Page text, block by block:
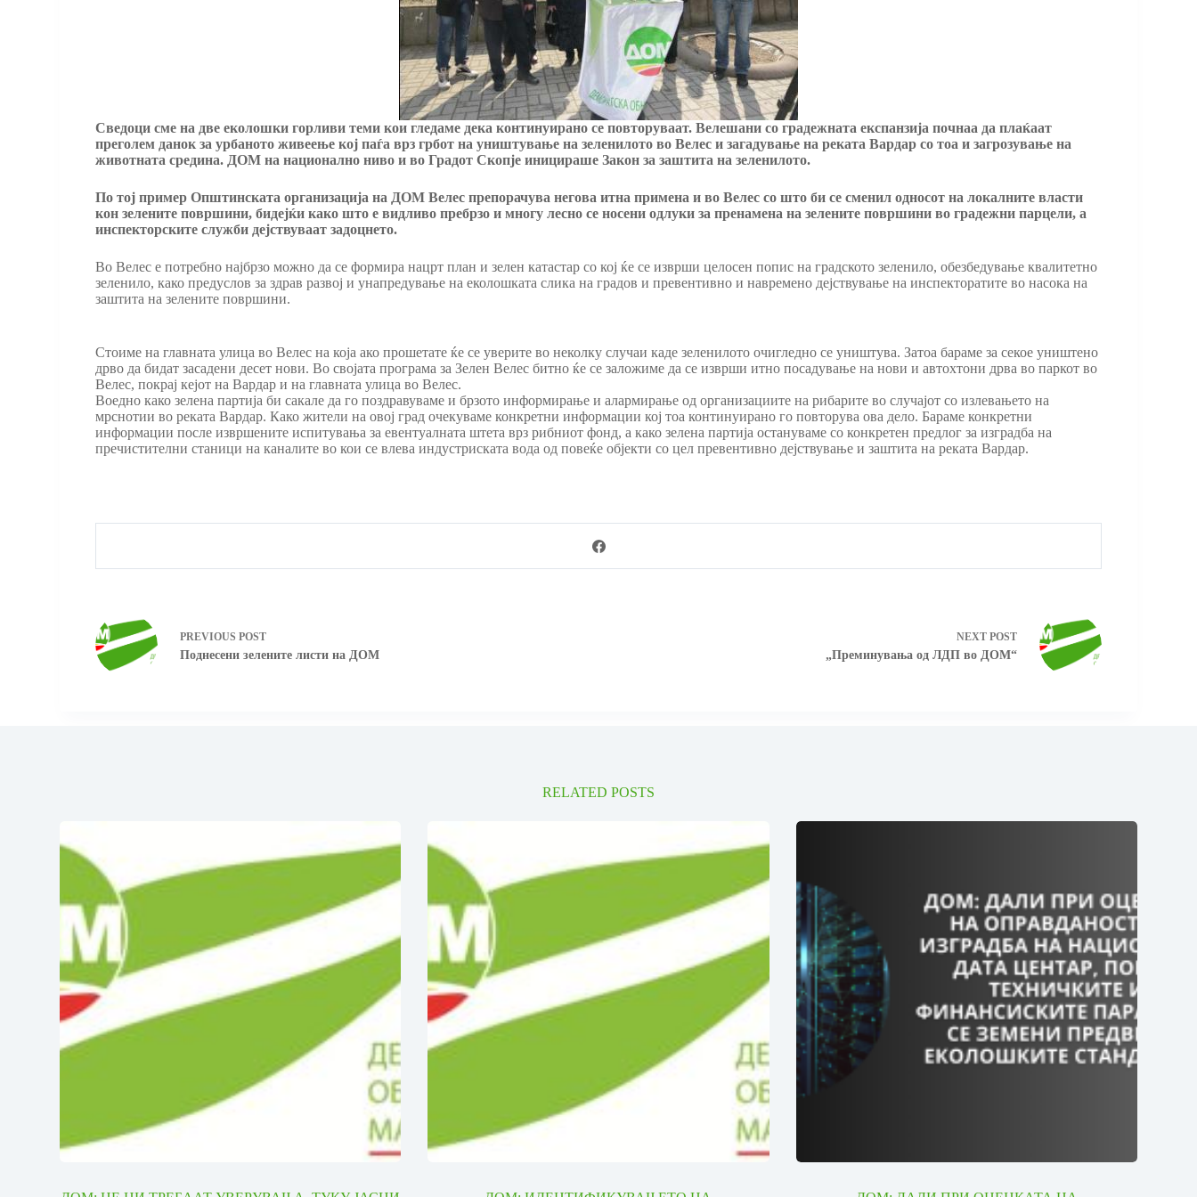
Сведоци сме на две еколошки горливи теми кои гледаме дека континуирано се повторуваат. Велешани со градежната експанзија почнаа да плаќаат
преголем данок за урбаното живеење кој паѓа врз грбот на уништување на зеленилото во Велес и загадување на реката Вардар со тоа и загрозување на
животната средина. ДОМ на национално ниво и во Градот Скопје иницираше Закон за заштита на зеленилото.
По тој пример Општинската организација на ДОМ Велес препорачува негова итна примена и во Велес со што би се сменил односот на локалните власти
кон зелените површини, бидејќи како што е видливо пребрзо и многу лесно се носени одлуки за пренамена на зелените површини во градежни парцели, а
инспекторските служби дејствуваат задоцнето.
Во Велес е потребно најбрзо можно да се формира нацрт план и зелен катастар со кој ќе се изврши целосен попис на градското зеленило, обезбедување квалитетно
зеленило, како предуслов за здрав развој и унапредување на еколошката слика на градов и превентивно и навремено дејствување на инспекторатите во насока на
заштита на зелените површини.
Стоиме на главната улица во Велес на која ако прошетате ќе се уверите во неколку случаи каде зеленилото очигледно се уништува. Затоа бараме за секое уништено
дрво да бидат засадени десет нови. Во својата програма за Зелен Велес битно ќе се заложиме да се изврши итно посадување на нови и автохтони дрва во паркот во
Велес, покрај кејот на Вардар и на главната улица во Велес.
Воедно како зелена партија би сакале да го поздравуваме и брзото информирање и алармирање од организациите на рибарите во случајот со излевањето на
мрснотии во реката Вардар. Како жители на овој град очекуваме конкретни информации кој тоа континуирано го повторува ова дело. Бараме конкретни
информации после извршените испитувања за евентуалната штета врз рибниот фонд, а како зелена партија остануваме со конкретен предлог за изградба на
пречистителни станици на каналите во кои се влева индустриската вода од повеќе објекти со цел превентивно дејствување и заштита на реката Вардар.
PREVIOUSPOST
Поднесени зелените листи на ДОМ
NEXT POST
„Преминувања од ЛДП во ДОМ“
RELATED POSTS